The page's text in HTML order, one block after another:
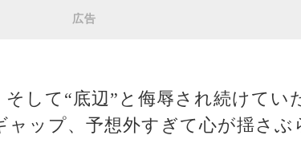
広告
して“底辺”と侮辱され続けてい
ップ、予想外すぎて心が揺さぶ